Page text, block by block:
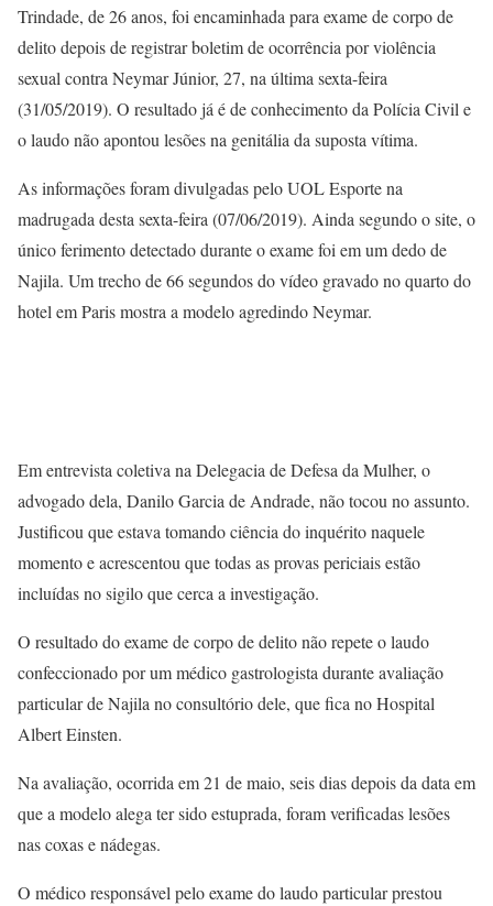
Trindade, de 26 anos, foi encaminhada para exame de corpo de
delito depois de registrar boletim de ocorrência por violência
sexual contra Neymar Júnior, 27, na última sexta-feira
(31/05/2019). O resultado já é de conhecimento da Polícia Civil e
o laudo não apontou lesões na genitália da suposta vítima.
As informações foram divulgadas pelo UOL Esporte na
madrugada desta sexta-feira (07/06/2019). Ainda segundo o site, o
único ferimento detectado durante o exame foi em um dedo de
Najila. Um trecho de 66 segundos do vídeo gravado no quarto do
hotel em Paris mostra a modelo agredindo Neymar.
Em entrevista coletiva na Delegacia de Defesa da Mulher, o
advogado dela, Danilo Garcia de Andrade, não tocou no assunto.
Justificou que estava tomando ciência do inquérito naquele
momento e acrescentou que todas as provas periciais estão
incluídas no sigilo que cerca a investigação.
O resultado do exame de corpo de delito não repete o laudo
confeccionado por um médico gastrologista durante avaliação
particular de Najila no consultório dele, que fica no Hospital
Albert Einsten.
Na avaliação, ocorrida em 21 de maio, seis dias depois da data em
que a modelo alega ter sido estuprada, foram verificadas lesões
nas coxas e nádegas.
O médico responsável pelo exame do laudo particular prestou